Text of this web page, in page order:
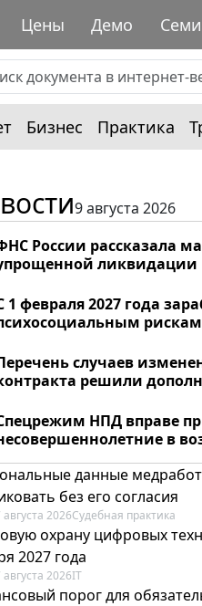
Цены Демо
Бизнес Практика
9 августа 2026
России рассказала
1 февраля 2027 года
случаев
решили
НПД вправе
в
данные
без его согласия
2026Судебная практика
охрану цифровых
2027 года
2026IT
порог для